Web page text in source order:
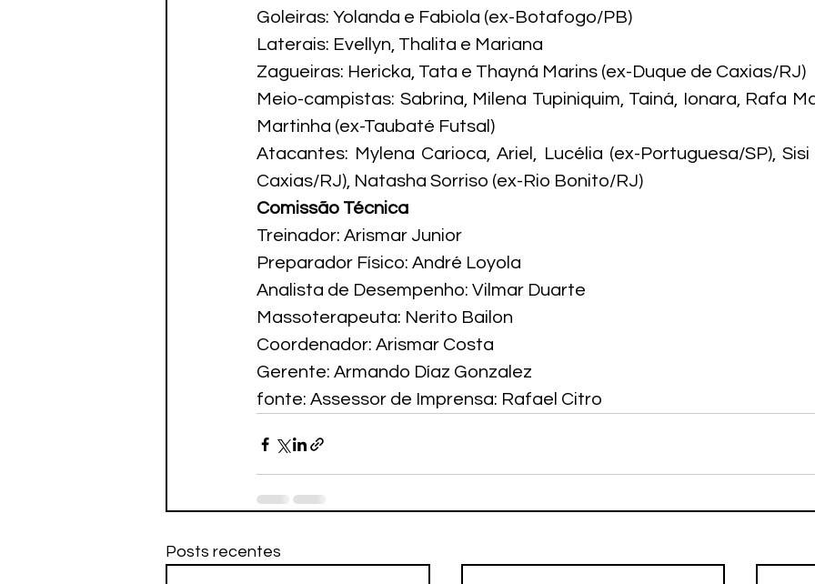
Goleiras: Yolanda e Fabiola (ex-Botafogo/PB)
Laterais: Evellyn, Thalita e Mariana
Zagueiras: Hericka, Tata e Thayná Marins (ex-Duque de Caxias/RJ)
Meio-campistas: Sabrina, Milena Tupiniquim, Tainá, Ionara, Rafa
Martinha (ex-Taubaté Futsal)
Atacantes: Mylena Carioca, Ariel, Lucélia (ex-Portuguesa/SP),
Caxias/RJ), Natasha Sorriso (ex-Rio Bonito/RJ)
Comissão Técnica
Treinador: Arismar Junior
Preparador Físico: André Loyola
Analista de Desempenho: Vilmar Duarte
Massoterapeuta: Nerito Bailon
Coordenador: Arismar Costa
Gerente: Armando Díaz Gonzalez
fonte: Assessor de Imprensa: Rafael Citro
Posts recentes